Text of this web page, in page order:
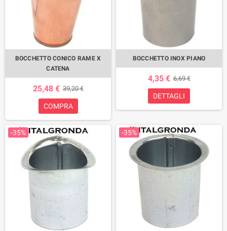
BOCCHETTO CONICO RAME X
CATENA
25,48 € 39,20 €
COMPRA
BOCCHETTO INOX PIANO
4,35 € 6,69 €
DETTAGLI
-35% -35%